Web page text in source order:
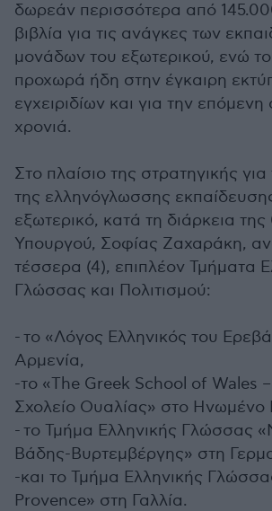
δωρεάν περισσότερα από
βιβλία για τις ανάγκες των
μονάδων του εξωτερικού, ενώ
προχωρά ήδη στην έγκαιρη
εγχειριδίων και για την επόμενη
χρονιά.
Στο πλαίσιο της στρατηγικής
της ελληνόγλωσσης
εξωτερικό, κατά τη διάρκεια της
Υπουργού, Σοφίας Ζαχαράκη,
τέσσερα (4), επιπλέον Τμήματα
Γλώσσας και Πολιτισμού:
- το «Λόγος Ελληνικός του
Αρμενία,
-το «The Greek School of Wales
Σχολείο Ουαλίας» στο Ηνωμένο
- το Τμήμα Ελληνικής Γλώσσας
Βάδης-Βυρτεμβέργης» στη
-και το Τμήμα Ελληνικής
Provence» στη Γαλλία.